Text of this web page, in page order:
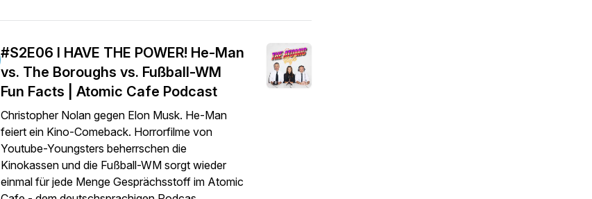
#S2E06 I HAVE THE POWER! He-Man
vs. The Boroughs vs. Fußball-WM
Fun Facts | Atomic Cafe Podcast
Christopher Nolan gegen Elon Musk. He-Man
feiert ein Kino-Comeback. Horrorfilme von
Youtube-Youngsters beherrschen die
Kinokassen und die Fußball-WM sorgt wieder
einmal für jede Menge Gesprächsstoff im Atomic